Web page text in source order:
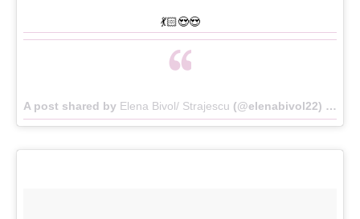
💃🏻😍😍
A post shared by Elena Bivol/ Strajescu (@elenabivol22) on